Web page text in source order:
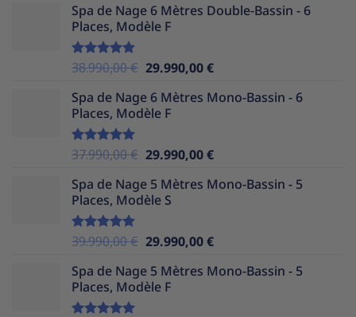
initial
était :
actuel
Spa de Nage 6 Mètres Double-Bassin - 6
Places, Modèle F
Note5.00
38.990,00€ Le
initial
était :
29.990,00€Le
actuel
Spa de Nage 6 Mètres Mono-Bassin - 6
Places, Modèle F
Note5.00
37.990,00€ Le
initial
était :
29.990,00€Le
actuel
Spa de Nage 5 Mètres Mono-Bassin - 5
Places, Modèle S
Note5.00
39.990,00€ Le
initial
était :
29.990,00€Le
actuel
Spa de Nage 5 Mètres Mono-Bassin - 5
Places, Modèle F